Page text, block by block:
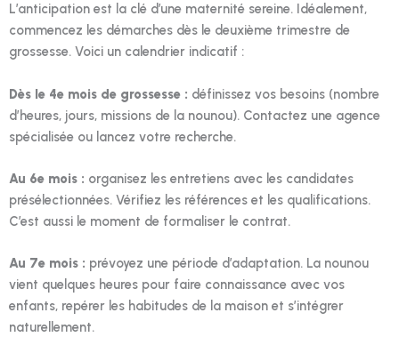
L’anticipation est la clé d’une maternité sereine. Idéalement,
commencez les démarches dès le deuxième trimestre de
grossesse. Voici un calendrier indicatif :
Dès le 4e mois de grossesse : définissez vos besoins (nombre
d’heures, jours, missions de la nounou). Contactez une agence
spécialisée ou lancez votre recherche.
Au 6e mois : organisez les entretiens avec les candidates
présélectionnées. Vérifiez les références et les qualifications.
C’est aussi le moment de formaliser le contrat.
Au 7e mois : prévoyez une période d’adaptation. La nounou
vient quelques heures pour faire connaissance avec vos
enfants, repérer les habitudes de la maison et s’intégrer
naturellement.